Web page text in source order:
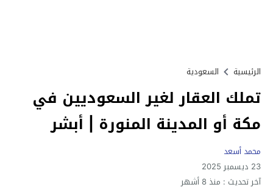
الرئيسية السعودية
تملك العقار لغير السعوديين في
مكة أو المدينة المنورة | أبشر
محمد أسعد
23 ديسمبر 2025
آخر تحديث : منذ 8 أشهر